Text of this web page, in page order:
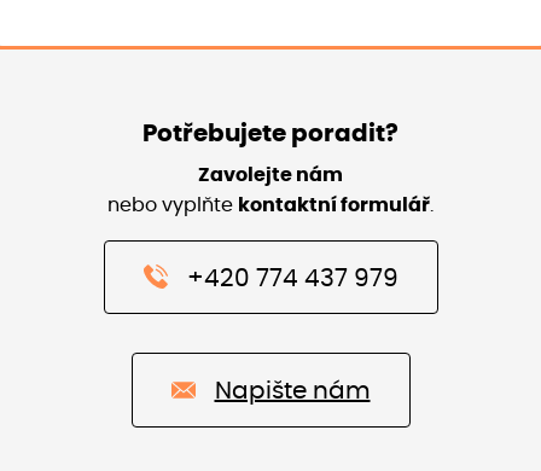
Potřebujete poradit?
Zavolejte nám
nebo vyplňte kontaktní formulář
+420 774 437 979
Napište nám